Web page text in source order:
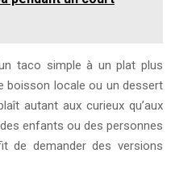
taco simple à un plat plus
boisson locale ou un dessert
autant aux curieux qu’aux
enfants ou des personnes
de demander des versions